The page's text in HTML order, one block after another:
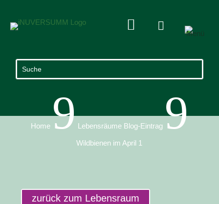
 
Home 9 Lebensräume Blog-Eintrag 9
Wildbienen im April 1
zurück zum Lebensraum